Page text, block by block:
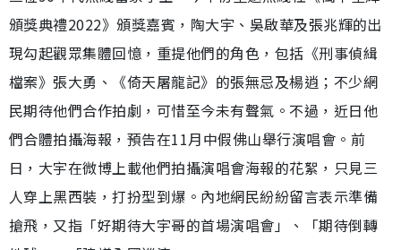
頒獎典禮2022》頒獎嘉賓，陶大宇、吳啟華及張兆輝的出
現勾起觀眾集體回憶，重提他們的角色，包括《刑事偵緝
檔案》張大勇、《倚天屠龍記》的張無忌及楊逍；不少網
民期待他們合作拍劇，可惜至今未有聲氣。不過，近日他
們合體拍攝海報，預告在11月中假佛山舉行演唱會。前
日，大宇在微博上載他們拍攝演唱會海報的花絮，只見三
人穿上黑西裝，打扮型到爆。內地網民紛紛留言表示準備
搶飛，又指「好期待大宇哥的首場演唱會」、「期待倒轉